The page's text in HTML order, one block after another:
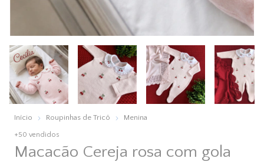
Início Roupinhas de Tricô Menina
+50 vendidos
Macacão Cereja rosa com gola